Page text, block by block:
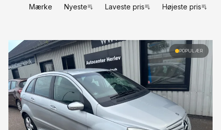
Mærke Nyeste Laveste pris Højeste pris
POPULÆR